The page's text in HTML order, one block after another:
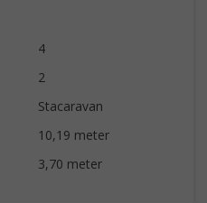
4
2
Stacaravan
10,19 meter
3,70 meter